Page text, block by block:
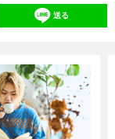
送る